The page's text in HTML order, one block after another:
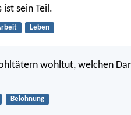
sein Teil.
Leben
wohltut, welchen
Belohnung